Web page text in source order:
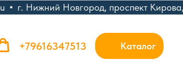
г. Нижний Новгород, проспект Кирова,
+79616347513 Каталог